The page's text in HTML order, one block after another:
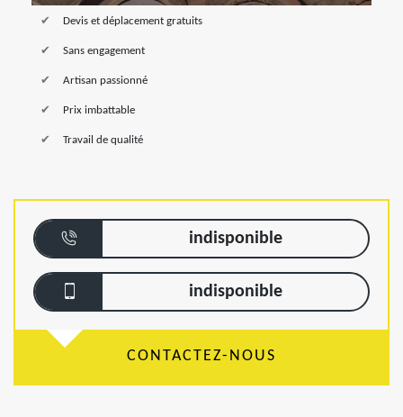
Devis et déplacement gratuits
Sans engagement
Artisan passionné
Prix imbattable
Travail de qualité
indisponible
indisponible
CONTACTEZ-NOUS